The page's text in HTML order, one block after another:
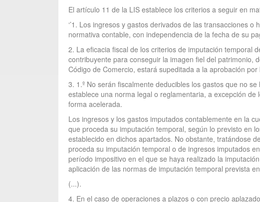
El artículo 11 de la LIS establece los criterios a seguir en
‘’1. Los ingresos y gastos derivados de las transacciones
normativa contable, con independencia de la fecha de su
2. La eficacia fiscal de los criterios de imputación temporal
contribuyente para conseguir la imagen fiel del patrimonio,
Código de Comercio, estará supeditada a la aprobación
3. 1.º No serán fiscalmente deducibles los gastos que no
establece una norma legal o reglamentaria, a excepción
forma acelerada.
Los ingresos y los gastos imputados contablemente en la
que proceda su imputación temporal, según lo previsto en
establecido en dichos apartados. No obstante, tratándose
proceda su imputación temporal o de ingresos imputados
período impositivo en el que se haya realizado la
aplicación de las normas de imputación temporal prevista
(...).
4. En el caso de operaciones a plazos o con precio